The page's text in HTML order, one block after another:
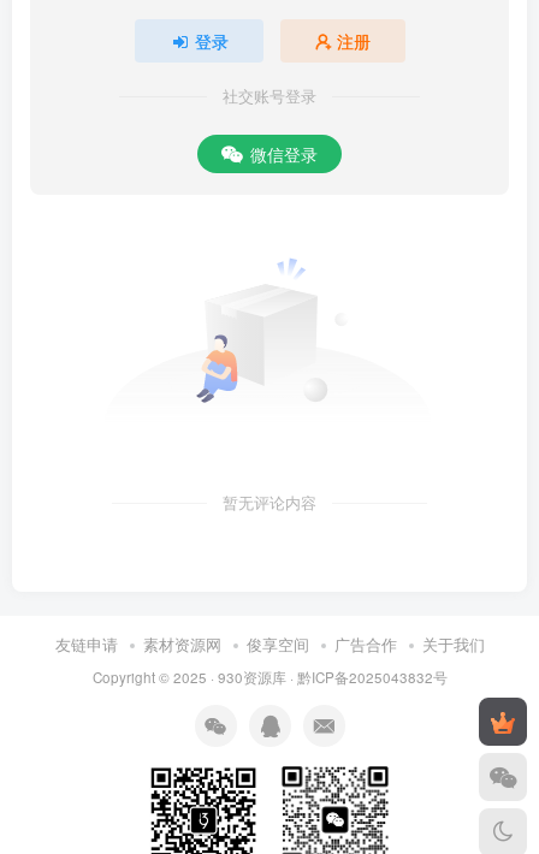
登录 注册
社交账号登录
微信登录
暂无评论内容
友链申请 素材资源网 俊享空间 广告合作 关于我们
Copyright © 2025 · 930资源库· 黔ICP备2025043832号